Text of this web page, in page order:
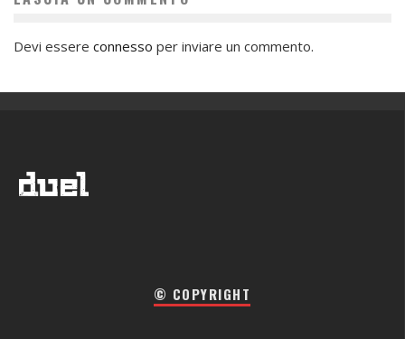
Devi essere connesso per inviare un commento.
© COPYRIGHT